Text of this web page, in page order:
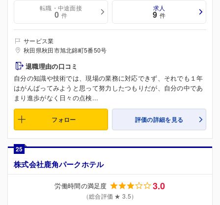
転職・中途面接
0 件
求人
9 件
サービス業
秋田県秋田市旭北錦町5番50号
退職理由の口コミ
自分の知識や技術では、現場の業務に対応できず、それでも１年
はがんばってみようと思って努力したつもりだが、自分の中であ
まり進歩がなく日々の点検...
フォロー 評価の詳細を見る
25
株式会社鹿角パークホテル
労働時間の満足度 3.0
（総合評価 ★ 3.5）